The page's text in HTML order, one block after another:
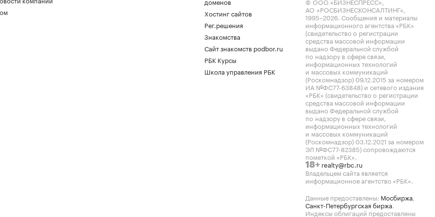
Хостинг сайтов
Рег.решения
Знакомства
Сайт знакомств podbor.ru
РБК Курсы
Школа управления РБК
АО «РОСБИЗНЕСКОНСАЛТИНГ»,
1995–2026. Сообщения и материалы
информационного агентства «РБК»
(свидетельство о регистрации
средства массовой информации
выдано Федеральной службой
по надзору в сфере связи,
информационных технологий
и массовых коммуникаций
(Роскомнадзор) 09.12.2015 за номером
ИА №ФС77-63848) и сетевого издания
«РБК» (свидетельство о регистрации
средства массовой информации
выдано Федеральной службой
по надзору в сфере связи,
информационных технологий
и массовых коммуникаций
(Роскомнадзор) 03.12.2021 за номером
ЭЛ №ФС77-82385) сопровождаются
пометкой «РБК».
18+ realty@rbc.ru
Владельцем сайта является
информационное агентство «РБК».
Данные предоставлены: Мосбиржа,
Санкт-Петербургская биржа.
Индексы облигаций предоставлены